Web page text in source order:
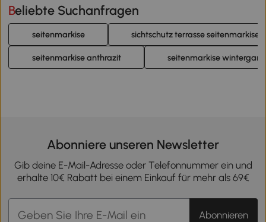
Beliebte Suchanfragen
seitenmarkise sichtschutz terrasse seitenmarkise
seitenmarkise anthrazit seitenmarkise
Abonniere unseren Newsletter
Gib deine E-Mail-Adresse oder Telefonnummer ein und
erhalte 10€ Rabatt bei einem Einkauf für mehr als 69€
Abonnieren